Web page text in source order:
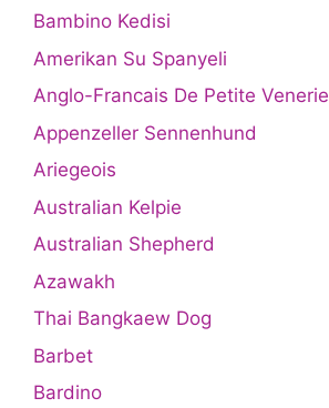
Bambino Kedisi
Amerikan Su Spanyeli
Anglo-Francais De Petite Venerie
Appenzeller Sennenhund
Ariegeois
Australian Kelpie
Australian Shepherd
Azawakh
Thai Bangkaew Dog
Barbet
Bardino